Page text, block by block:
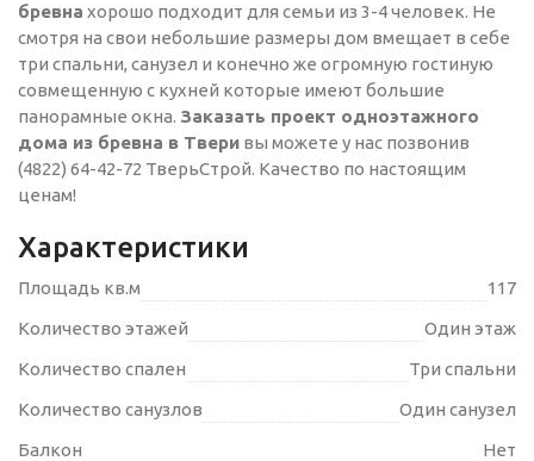
бревна хорошо подходит для семьи из 3-4 человек. Не
смотря на свои небольшие размеры дом вмещает в себе
три спальни, санузел и конечно же огромную гостиную
совмещенную с кухней которые имеют большие
панорамные окна. Заказать проект одноэтажного
дома из бревна в Твери вы можете у нас позвонив
(4822) 64-42-72 ТверьСтрой. Качество по настоящим
ценам!
Характеристики
Площадь кв.м
117
Количество этажей
Один этаж
Количество спален
Три спальни
Количество санузлов
Один санузел
Балкон
Нет